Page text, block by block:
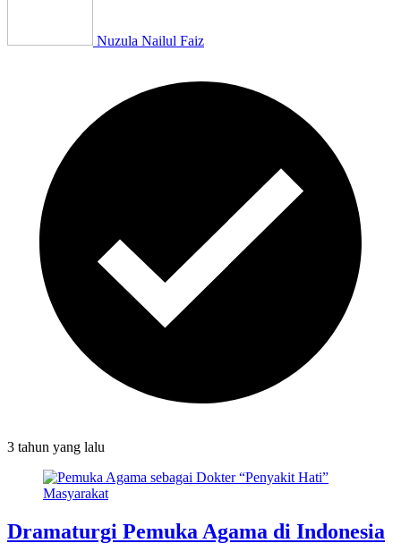
Nuzula Nailul Faiz
3 tahun yang lalu
Dramaturgi Pemuka Agama di Indonesia